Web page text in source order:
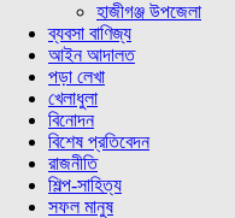
হাজীগঞ্জ উপজেলা
ব্যবসা বাণিজ্য
আইন আদালত
পড়া লেখা
খেলাধুলা
বিনোদন
বিশেষ প্রতিবেদন
রাজনীতি
শিল্প-সাহিত্য
সফল মানুষ